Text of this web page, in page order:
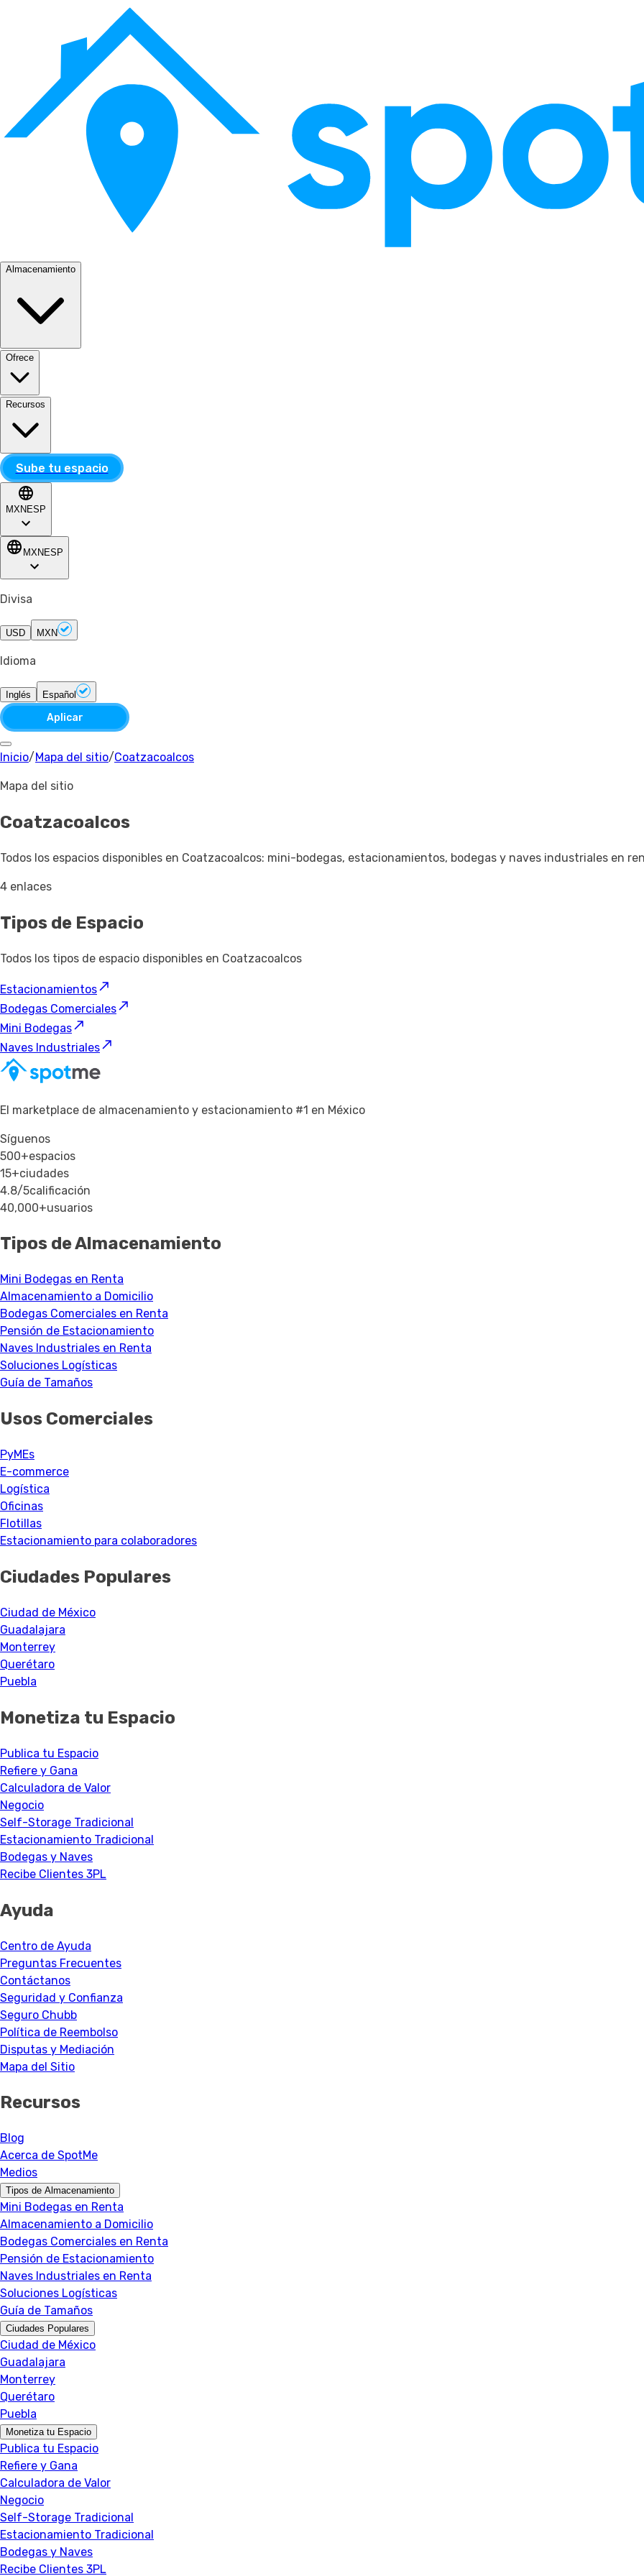
Almacenamiento
Ofrece
Recursos
Sube tu espacio
MXN ESP
MXN ESP
Divisa
USD MXN
Idioma
Inglés Español
Aplicar
Inicio/Mapa del sitio/Coatzacoalcos
Mapa del sitio
Coatzacoalcos
Todos los espacios disponibles en Coatzacoalcos: mini-bodegas, estacionamientos, bodegas y naves industriales en
4 enlaces
Tipos de Espacio
Todos los tipos de espacio disponibles en Coatzacoalcos
Estacionamientos
Bodegas Comerciales
Mini Bodegas
Naves Industriales
El marketplace de almacenamiento y estacionamiento #1 en México
Síguenos
500+espacios
15+ciudades
4.8/5calificación
40,000+usuarios
Tipos de Almacenamiento
Mini Bodegas en Renta
Almacenamiento a Domicilio
Bodegas Comerciales en Renta
Pensión de Estacionamiento
Naves Industriales en Renta
Soluciones Logísticas
Guía de Tamaños
Usos Comerciales
PyMEs
E-commerce
Logística
Oficinas
Flotillas
Estacionamiento para colaboradores
Ciudades Populares
Ciudad de México
Guadalajara
Monterrey
Querétaro
Puebla
Monetiza tu Espacio
Publica tu Espacio
Refiere y Gana
Calculadora de Valor
Negocio
Self-Storage Tradicional
Estacionamiento Tradicional
Bodegas y Naves
Recibe Clientes 3PL
Ayuda
Centro de Ayuda
Preguntas Frecuentes
Contáctanos
Seguridad y Confianza
Seguro Chubb
Política de Reembolso
Disputas y Mediación
Mapa del Sitio
Recursos
Blog
Acerca de SpotMe
Medios
Tipos de Almacenamiento
Mini Bodegas en Renta
Almacenamiento a Domicilio
Bodegas Comerciales en Renta
Pensión de Estacionamiento
Naves Industriales en Renta
Soluciones Logísticas
Guía de Tamaños
Ciudades Populares
Ciudad de México
Guadalajara
Monterrey
Querétaro
Puebla
Monetiza tu Espacio
Publica tu Espacio
Refiere y Gana
Calculadora de Valor
Negocio
Self-Storage Tradicional
Estacionamiento Tradicional
Bodegas y Naves
Recibe Clientes 3PL